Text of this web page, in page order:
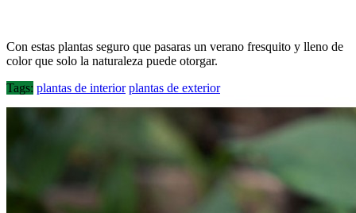
Con estas plantas seguro que pasaras un verano fresquito y lleno de
color que solo la naturaleza puede otorgar.
Tags: plantas de interior plantas de exterior